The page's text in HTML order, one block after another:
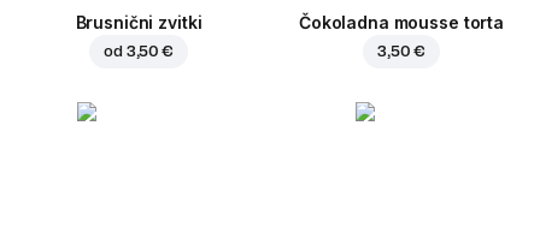
Brusnični zvitki
od 3,50 €
Čokoladna mousse torta
3,50 €